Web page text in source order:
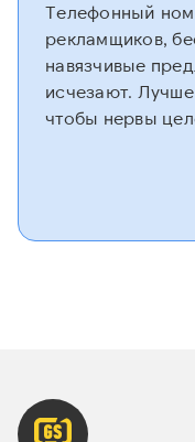
Телефонный
рекламщиков,
навязчивые
исчезают. Лучше
чтобы нервы